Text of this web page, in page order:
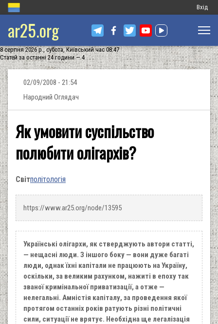
Меню
запису
Вхід
ar25.org
8 серпня 2026 р., субота, Київський час 08:47
Статей за останні 24 години — 4
02/09/2008 - 21:54
Народний Оглядач
Як умовити суспільство
полюбити олігархів?
Світполітологія
https://www.ar25.org/node/13595
Українські олігархи, як стверджують автори статті,
— нещасні люди. З іншого боку — вони дуже багаті
люди, однак їхні капітали не працюють на Україну,
оскільки, за великим рахунком, нажиті в епоху так
званої кримінальної приватизації, а отже —
нелегальні. Амністія капіталу, за проведення якої
протягом останніх років ратують різні політичні
сили, ситуації не врятує. Необхідна ще легалізація